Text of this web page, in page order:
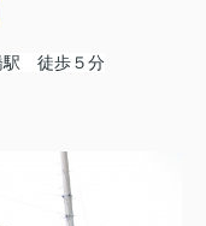
駅 徒歩５分